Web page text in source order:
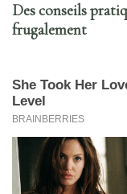
Des conseils
frugalement